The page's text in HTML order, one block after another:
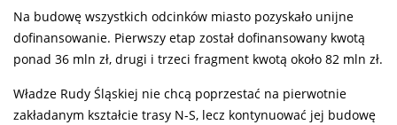
Na budowę wszystkich odcinków miasto pozyskało unijne
dofinansowanie. Pierwszy etap został dofinansowany kwotą
ponad 36 mln zł, drugi i trzeci fragment kwotą około 82 mln zł.
Władze Rudy Śląskiej nie chcą poprzestać na pierwotnie
zakładanym kształcie trasy N-S, lecz kontynuować jej budowę